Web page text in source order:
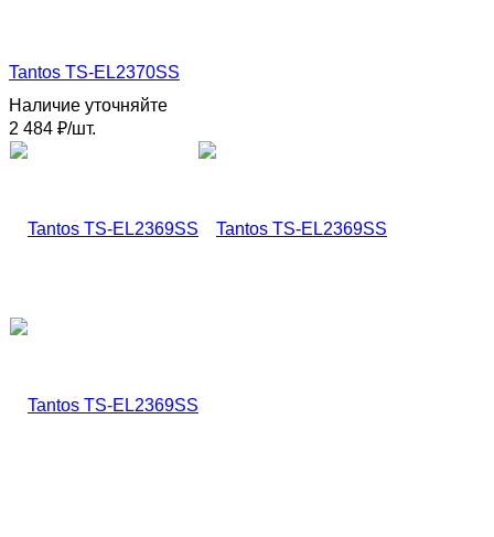
Tantos TS-EL2370SS
Наличие уточняйте
2 484 ₽/шт.